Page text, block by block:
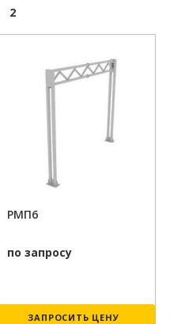
2
РМП6
по запросу
ЗАПРОСИТЬ ЦЕНУ